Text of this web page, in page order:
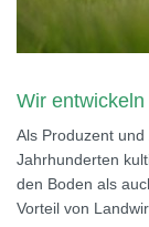
Wir
Als Produzent
Jahrhunderten
den Boden als
Vorteil von